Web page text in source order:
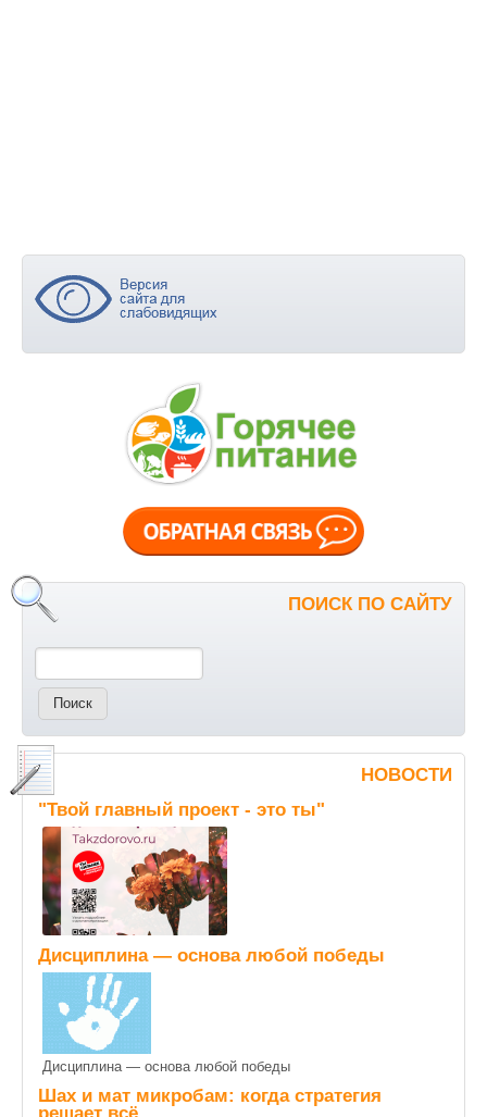
ПОИСК ПО САЙТУ
Поиск
НОВОСТИ
"Твой главный проект - это ты"
Дисциплина — основа любой победы
Дисциплина — основа любой победы
Шах и мат микробам: когда стратегия
решает всё